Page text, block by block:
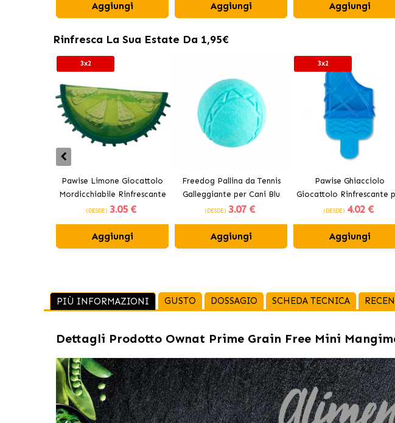
Aggiungi Aggiungi Aggiungi
Rinfresca La Sua Estate Da 1,95€
3x2
Pawise Limone Giocattolo
Mordicchiabile Rinfrescante
per Cani 12 cm
(DESDE) 3.05 €
Aggiungi
Freedog Pallina da Tennis
Galleggiante per Cani Blu
(DESDE) 3.07 €
Aggiungi
3x2
Pawise Ghiacciolo
Giocattolo Rinfrescante
Cani
(DESDE) 4.02 €
Aggiungi
PIÙ INFORMAZIONI GUSTO DOSSAGIO SCHEDA TECNICA
Dettagli Prodotto Ownat Prime Grain Free Mini